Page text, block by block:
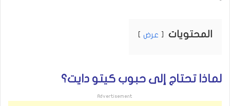
المحتويات عرض
لماذا تحتاج إلى حبوب كيتو دايت؟
Advertisement